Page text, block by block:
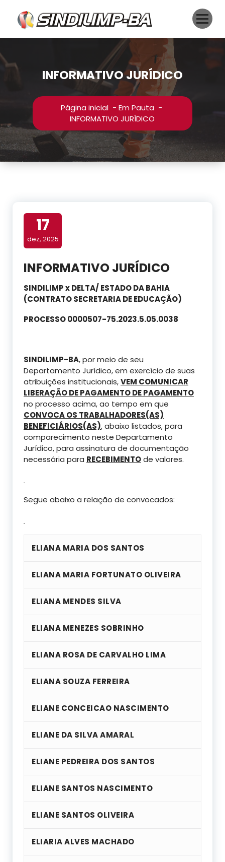
conteúdo
INFORMATIVO JURÍDICO
Página inicial- Em Pauta -
INFORMATIVO JURÍDICO
17
dez, 2025
INFORMATIVO JURÍDICO
SINDILIMP x DELTA/ ESTADO DA BAHIA
(CONTRATO SECRETARIA DE EDUCAÇÃO)
PROCESSO 0000507-75.2023.5.05.0038
SINDILIMP-BA, por meio de seu
Departamento Jurídico, em exercício de suas
atribuições institucionais,VEM COMUNICAR
LIBERAÇÃO DE PAGAMENTO DE PAGAMENTO
no processo acima, ao tempo em que
CONVOCA OS TRABALHADORES(AS)
BENEFICIÁRIOS(AS), abaixo listados, para
comparecimento neste Departamento
Jurídico, para assinatura de documentação
necessária para RECEBIMENTOde valores.
Segue abaixo a relação de convocados:
ELIANA MARIA DOS SANTOS
ELIANA MARIA FORTUNATO OLIVEIRA
ELIANA MENDES SILVA
ELIANA MENEZES SOBRINHO
ELIANA ROSA DE CARVALHO LIMA
ELIANA SOUZA FERREIRA
ELIANE CONCEICAO NASCIMENTO
ELIANE DA SILVA AMARAL
ELIANE PEDREIRA DOS SANTOS
ELIANE SANTOS NASCIMENTO
ELIANE SANTOS OLIVEIRA
ELIARIA ALVES MACHADO